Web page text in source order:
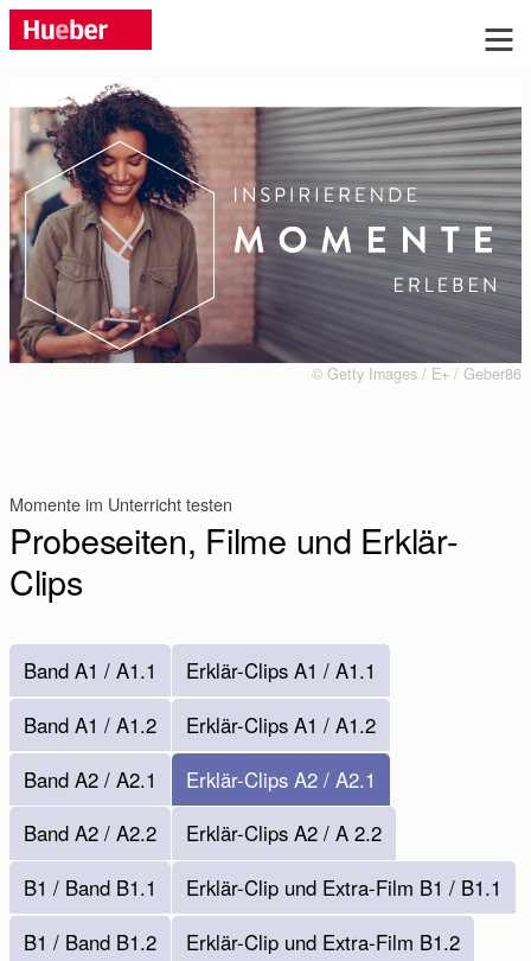
© Getty Images / E+ / Geber86
Momente im Unterricht testen
Probeseiten, Filme und Erklär-
Clips
Band A1 / A1.1
Erklär-Clips A1 / A1.1
Band A1 / A1.2
Erklär-Clips A1 / A1.2
Band A2 / A2.1
Erklär-Clips A2 / A2.1
Band A2 / A2.2
Erklär-Clips A2 / A 2.2
B1 / Band B1.1
Erklär-Clip und Extra-Film B1 / B1.1
B1 / Band B1.2
Erklär-Clip und Extra-Film B1.2
Sie haben Fragen?
Wir beraten Sie gern, rufen Sie uns an: Tel.
+49 (0)89 / 96 02 96 03
Montag bis Donnerstag: 9:00 bis 17:00 Uhr, Freitag:
9:00 bis 16:00 Uhr
Oder schreiben Sie uns:
Vorname:
E-Mail-Adresse:
E-Mail wiederholen:
Telefon:
Bitte rufen Sie mich zurück. (Der Rückruf erfolgt
innerhalb unserer Servicezeiten.)